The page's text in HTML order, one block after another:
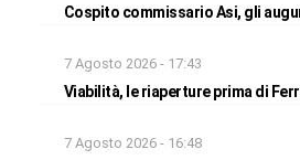
Cospito commissario Asi, gli
7 Agosto 2026 - 17:43
Viabilità, le riaperture prima di
7 Agosto 2026 - 16:48